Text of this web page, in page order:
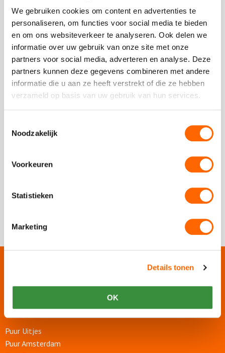
We gebruiken cookies om content en advertenties te
personaliseren, om functies voor social media te bieden
en om ons websiteverkeer te analyseren. Ook delen we
informatie over uw gebruik van onze site met onze
partners voor social media, adverteren en analyse. Deze
partners kunnen deze gegevens combineren met andere
informatie die u aan ze heeft verstrekt of die ze hebben
verzameld op basis van uw gebruik van hun services.
Noodzakelijk
Voorkeuren
Statistieken
Marketing
Details tonen
OK
aboutTeambuilding activiteiten in Houten
Geplaatst op 30 maart 2023
Ben je op zoek naar een origineel bedrijfsuitje in Houten
dat zorgt voor verbinding, energie en vooral veel plezier?
Dan ...
Read
more
Welkom bij Puur* Utrecht, waar we geloven in het creëren
brengen. ...
more
1
Puur Feesten
Puur Uitjes
Puur Amsterdam